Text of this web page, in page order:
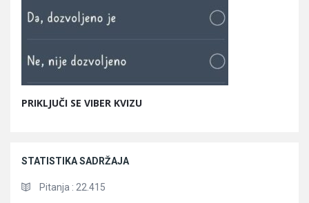
PRIKLJUČI SE VIBER KVIZU
STATISTIKA SADRŽAJA
Pitanja : 22.415